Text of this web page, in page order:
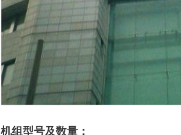
机组型号及数量：